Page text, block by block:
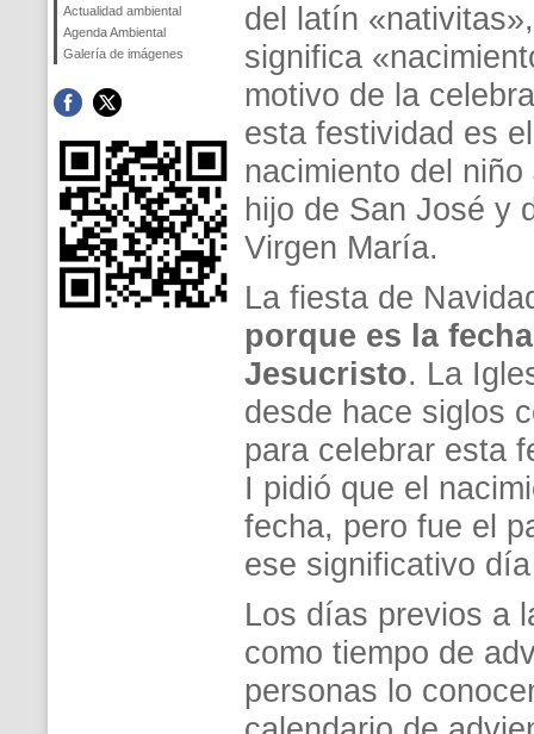
Actualidad ambiental
Agenda Ambiental
Galería de imágenes
del latín
significa
motivo de la
esta festividad es el
nacimiento del niño
hijo de San José y
Virgen María.
La fiesta de
porque es la
Jesucristo. La
desde hace siglos
para celebrar esta
I pidió que el
fecha, pero fue el
ese significativo
Los días previos a
como tiempo de
personas lo